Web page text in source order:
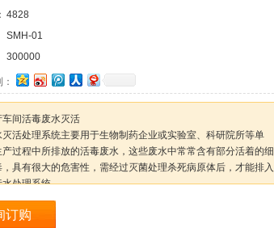
4828
SMH-01
300000
车间活毒废水灭活
灭活处理系统主要用于生物制药企业或实验室、科研院所等单
过程中所排放的活毒废水，这些废水中常常含有部分活着的细
具有很大的危害性，需经过灭菌处理杀死病原体后，才能排入
水处理系统。
订购